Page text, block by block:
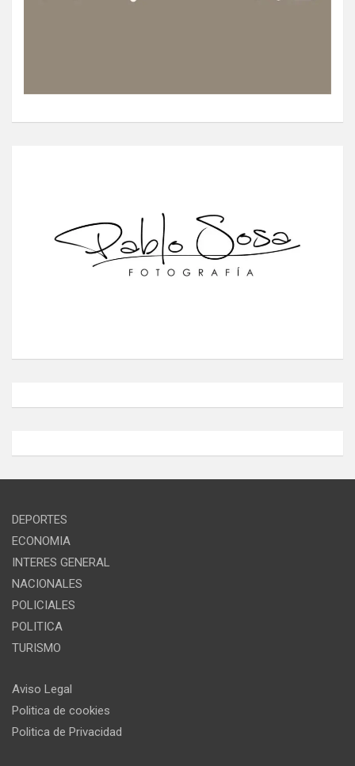
DEPORTES
ECONOMIA
INTERES GENERAL
NACIONALES
POLICIALES
POLITICA
TURISMO
Aviso Legal
Politica de cookies
Politica de Privacidad